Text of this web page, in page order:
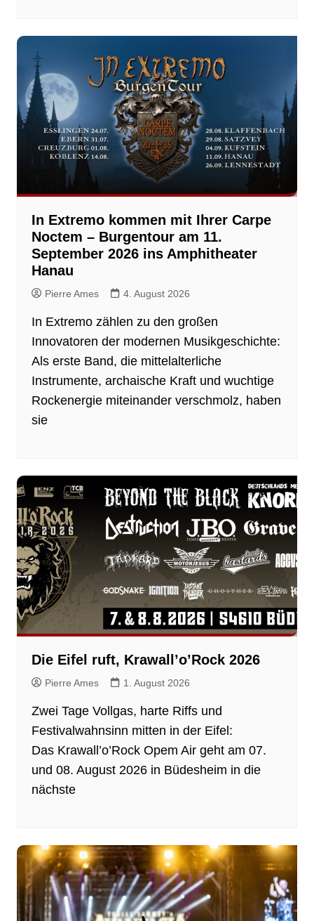
In Extremo kommen mit Ihrer Carpe
Noctem – Burgentour am 11.
September 2026 ins Amphitheater
Hanau
Pierre Ames 4. August 2026
In Extremo zählen zu den großen
Innovatoren der modernen Musikgeschichte:
Als erste Band, die mittelalterliche
Instrumente, archaische Kraft und wuchtige
Rockenergie miteinander verschmolz, haben
sie
Die Eifel ruft, Krawall’o’Rock 2026
Pierre Ames 1. August 2026
Zwei Tage Vollgas, harte Riffs und
Festivalwahnsinn mitten in der Eifel:
Das Krawall’o’Rock Opem Air geht am 07.
und 08. August 2026 in Büdesheim in die
nächste